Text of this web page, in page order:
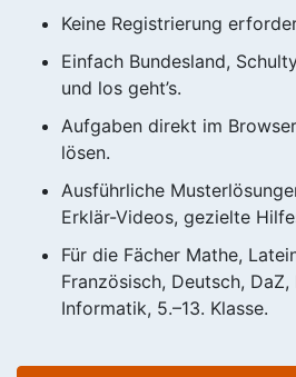
Keine Registrierung
Einfach Bundesland,
und los geht’s.
Aufgaben direkt im
lösen.
Ausführliche
Erklär-Videos, gezielte
Für die Fächer Mathe,
Französisch, Deutsch,
Informatik, 5.–13. Klasse.